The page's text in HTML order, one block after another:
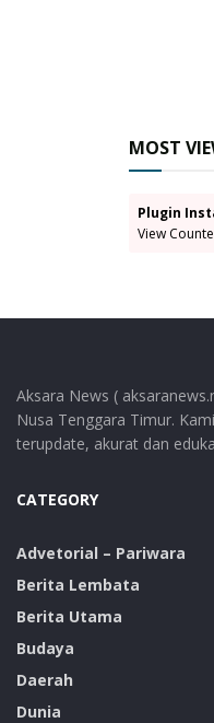
Unair
MOST
Plugin
View
Aksara News (
Nusa Tenggara Timur.
terupdate, akurat dan
CATEGORY
Advetorial – Pariwara
Berita Lembata
Berita Utama
Budaya
Daerah
Dunia